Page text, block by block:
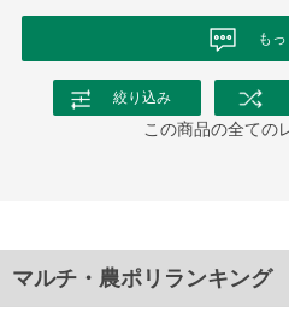
も
絞り込み
この商品の全ての
マルチ・農ポリランキング